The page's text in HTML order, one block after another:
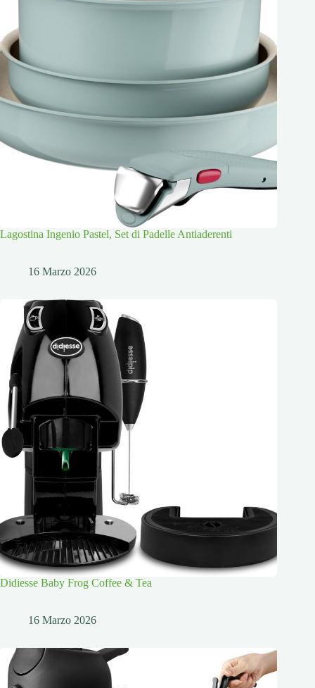
Lagostina Ingenio Pastel, Set di Padelle Antiaderenti
16 Marzo 2026
Didiesse Baby Frog Coffee & Tea
16 Marzo 2026